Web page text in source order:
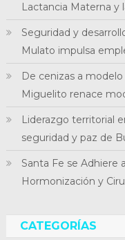
Lactancia Materna y
Seguridad y
Mulato impulsa
De cenizas a
Miguelito renace
Liderazgo territorial
seguridad y paz de
Santa Fe se Adhiere
Hormonización y
CATEGORÍAS